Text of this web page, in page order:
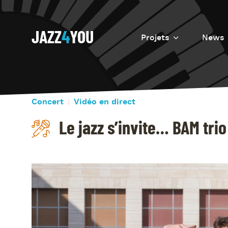
JAZZ4YOU Projets
Introduction
Resurrection
News
Concert Vidéo en direct
Le jazz s’invite… BAM trio